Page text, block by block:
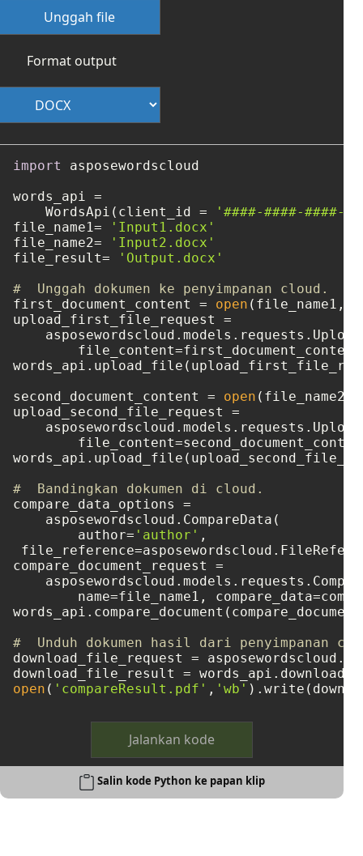
Unggah file
Format output
import
asposewordscloud
words_api =
    WordsApi(client_id =
'####-####-####-
file_name1=
'Input1.docx'
file_name2=
'Input2.docx'
file_result=
'Output.docx'
#  Unggah dokumen ke penyimpanan cloud.
first_document_content = open (file_name1,
upload_first_file_request =
second_document_content = open (file_name2,
upload_second_file_request =
#  Bandingkan dokumen di cloud.
compare_data_options =
    asposewordscloud.CompareData(
	author=
'author' ,
compare_document_request =
#  Unduh dokumen hasil dari penyimpanan
download_file_request =
open ( 'compareResult.pdf' , 'wb'
Jalankan kode
Salin kode Python ke papan klip